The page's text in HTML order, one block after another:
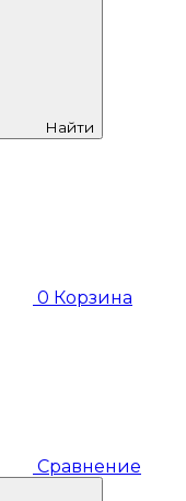
Найти
0 Корзина
Сравнение